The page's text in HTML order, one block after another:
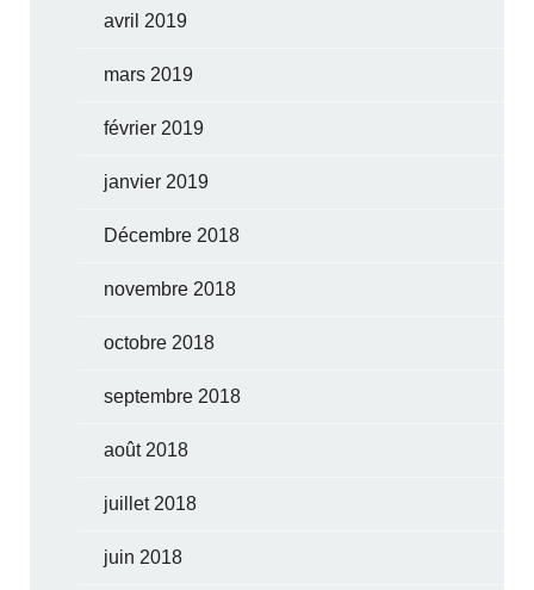
avril 2019
mars 2019
février 2019
janvier 2019
Décembre 2018
novembre 2018
octobre 2018
septembre 2018
août 2018
juillet 2018
juin 2018